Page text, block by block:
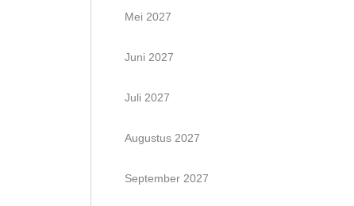
Mei 2027
Juni 2027
Juli 2027
Augustus 2027
September 2027